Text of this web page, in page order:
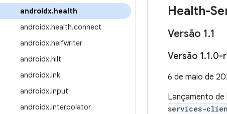
androidx.health
androidx.health.connect
androidx.heifwriter
androidx.hilt
androidx.ink
androidx.input
androidx.interpolator
Health-
Versão 1.1
Versão 1.1.0-
6 de maio de
Lançamento de
services-